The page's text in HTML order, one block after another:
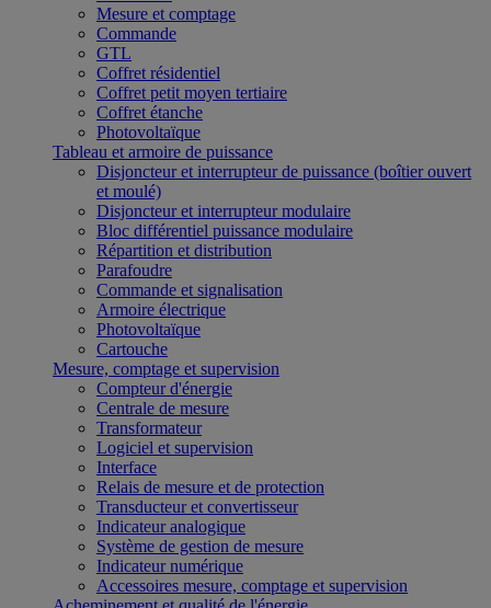
Mesure et comptage
Commande
GTL
Coffret résidentiel
Coffret petit moyen tertiaire
Coffret étanche
Photovoltaïque
Tableau et armoire de puissance
Disjoncteur et interrupteur de puissance (boîtier ouvert
et moulé)
Disjoncteur et interrupteur modulaire
Bloc différentiel puissance modulaire
Répartition et distribution
Parafoudre
Commande et signalisation
Armoire électrique
Photovoltaïque
Cartouche
Mesure, comptage et supervision
Compteur d'énergie
Centrale de mesure
Transformateur
Logiciel et supervision
Interface
Relais de mesure et de protection
Transducteur et convertisseur
Indicateur analogique
Système de gestion de mesure
Indicateur numérique
Accessoires mesure, comptage et supervision